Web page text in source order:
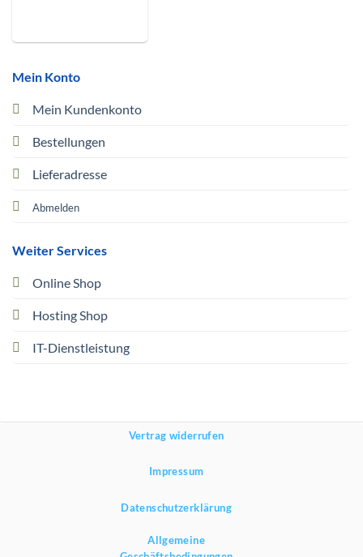
Mein Konto
Mein Kundenkonto
Bestellungen
Lieferadresse
Abmelden
Weiter Services
Online Shop
Hosting Shop
IT-Dienstleistung
Vertrag widerrufen
Impressum
Datenschutzerklärung
Allgemeine